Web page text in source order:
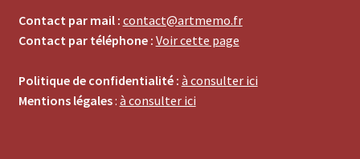
Contact par mail : contact@artmemo.fr
Contact par téléphone : Voir cette page
Politique de confidentialité : à consulter ici
Mentions légales: à consulter ici